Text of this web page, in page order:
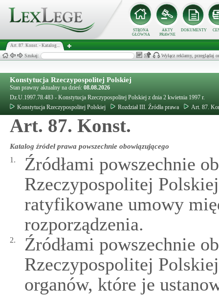
STRONA
GŁÓWNA
AKTY
PRAWNE
DOKUMENTY
Art. 87. Konst. - Katalog...
Szukaj: Wyłącz reklamy, przeglądaj
Konstytucja Rzeczypospolitej Polskiej
Stan prawny aktualny na dzień: 08.08.2026
Dz.U.1997.78.483 - Konstytucja Rzeczypospolitej Polskiej z dnia 2 kwietnia 1997 r.
Konstytucja Rzeczypospolitej Polskiej
Rozdział III. Źródła prawa Art. 87.
Art. 87. Konst.
Katalog źródeł prawa powszechnie obowiązującego
1.
Źródłami powszechnie
Rzeczypospolitej
ratyfikowane umowy
rozporządzenia.
2.
Źródłami powszechnie
Rzeczypospolitej
organów, które je